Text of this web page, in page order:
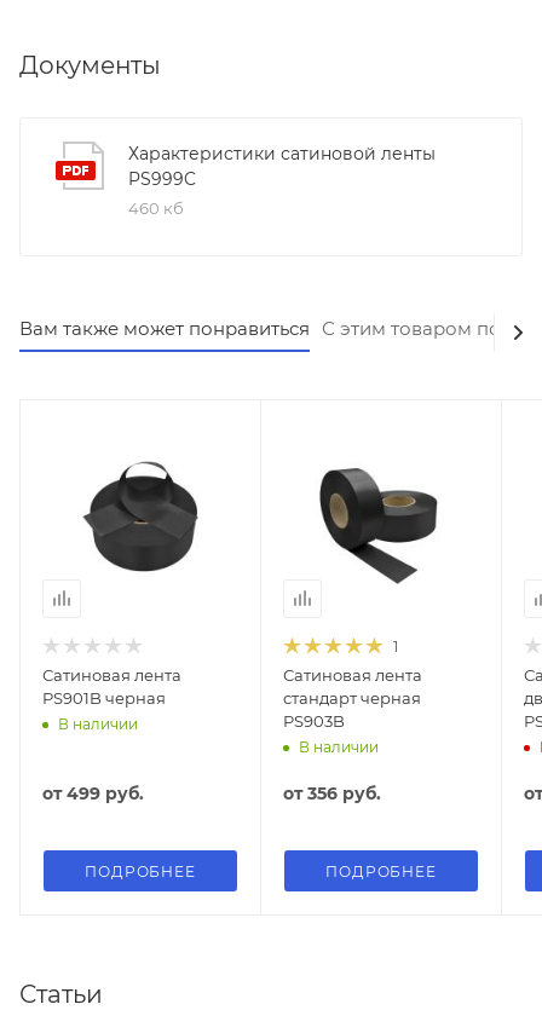
Документы
Характеристики сатиновой ленты
PS999C
460 кб
Вам также может понравиться С этим товаром
Сатиновая лента
PS901B черная
В наличии
от499 руб.
ПОДРОБНЕЕ
1
Сатиновая лента
стандарт черная
PS903B
В наличии
от356 руб.
ПОДРОБНЕЕ
Статьи